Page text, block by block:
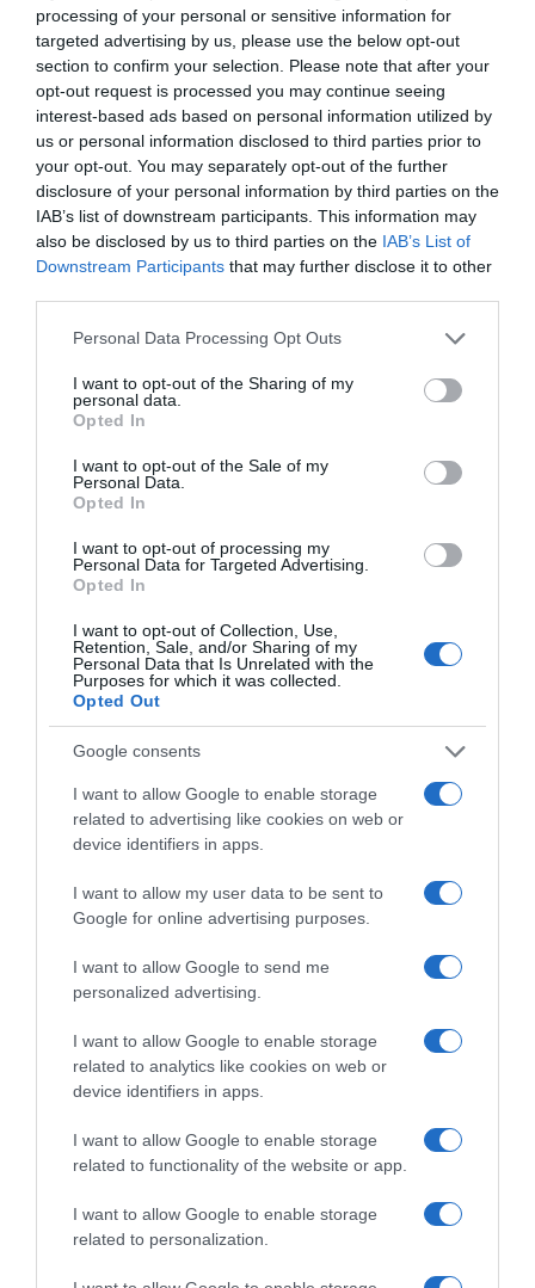
processing of your personal or sensitive information for
targeted advertising by us, please use the below opt-out
section to confirm your selection. Please note that after your
opt-out request is processed you may continue seeing
interest-based ads based on personal information utilized by
us or personal information disclosed to third parties prior to
your opt-out. You may separately opt-out of the further
disclosure of your personal information by third parties on the
IAB’s list of downstream participants. This information may
also be disclosed by us to third parties on the IAB’s List of
Downstream Participants that may further disclose it to other
Please note that this website/app uses one or more Google
not limited to your visit or usage behaviour. You may click to
grant or deny consent to Google and its third-party tags to
use your data for below specified purposes in below Google
consent section.
Personal Data Processing Opt Outs
I want to opt-out of the Sharing of my
personal data.
Opted In
I want to opt-out of the Sale of my
Personal Data.
Opted In
I want to opt-out of processing my
Personal Data for Targeted Advertising.
Opted In
I want to opt-out of Collection, Use,
Retention, Sale, and/or Sharing of my
Personal Data that Is Unrelated with the
Purposes for which it was collected.
Opted Out
Google consents
I want to allow Google to enable storage
related to advertising like cookies on web or
device identifiers in apps.
I want to allow my user data to be sent to
Google for online advertising purposes.
I want to allow Google to send me
personalized advertising.
I want to allow Google to enable storage
related to analytics like cookies on web or
device identifiers in apps.
I want to allow Google to enable storage
related to functionality of the website or app.
I want to allow Google to enable storage
related to personalization.
Θεσσαλονίκης
16. Λεπτοκαρύτη Άννα, Οικονομικής
Επιστήμης, Οικονομικό Πανεπιστήμιο Αθηνών
17. Μάρκου Γιώργος, Χημικών Μηχανικών,
Πανεπιστήμιο Δυτικής Μακεδονίας
18. Μπόσδας Στέφανος, Μηχανολόγων
Μηχανικών, Αριστοτέλειο Πανεπιστήμιο
Θεσσαλονίκης
19. Μπραούσι Φαμπιάν, Ηλεκτρολόγων και
Ηλεκτρονικών Μηχανικών, Πανεπιστήμιο
Δυτικής Αττικής
20. Παπαδόπουλος Παναγιώτης Κωνσταντίνος,
Ηλεκτρολόγων Μηχανικών και Μηχανικών
21. Ρηνάκης Νικόλαος, Οργάνωσης και
Πειραιά
22. Σαραντίδης Δαβίδ Παναγιώτης, Χημικών
Μηχανικών, Πανεπιστήμιο Πατρών
23. Σιταρίδου Συρμούλα, Μαθηματικών,
Αριστοτέλειο Πανεπιστήμιο Θεσσαλονίκης
Μηχανικών και Μηχανικών Υπολογιστών,
Εθνικό Μετσόβιο Πολυτεχνείο
25. Τσεκουτάνη Ευαγγελία, Φυσικής,
26. Φραγκουλάκη Ειρήνη Χριστίνα, Οργάνωσης
και Διοίκησης Επιχειρήσεων, Πανεπιστήμιο
Μακεδονίας
27. Φωτίου Γεώργιος, Ηλεκτρολόγων
Μηχανικών και Μηχανικών Υπολογιστών,
Εθνικό Μετσόβιο Πολυτεχνείο